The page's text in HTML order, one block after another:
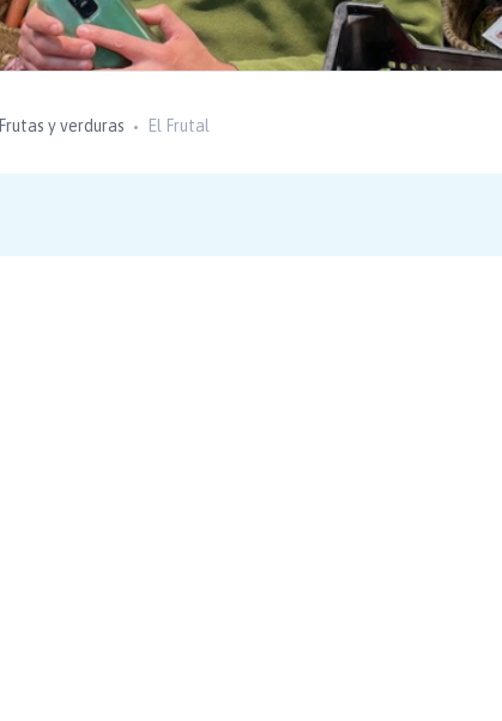
Frutas y verduras El Frutal